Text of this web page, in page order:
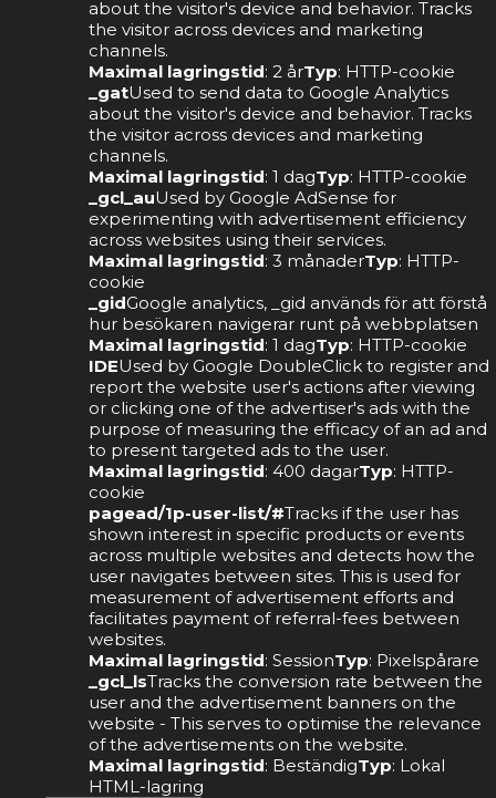
about the visitor's device and behavior. Tracks
the visitor across devices and marketing
channels.
Maximal lagringstid: 2 årTyp: HTTP-cookie
_gatUsed to send data to Google Analytics
about the visitor's device and behavior. Tracks
the visitor across devices and marketing
channels.
Maximal lagringstid: 1 dagTyp: HTTP-cookie
_gcl_auUsed by Google AdSense for
experimenting with advertisement efficiency
across websites using their services.
Maximal lagringstid: 3 månaderTyp: HTTP-
cookie
_gidGoogle analytics, _gid används för att förstå
hur besökaren navigerar runt på webbplatsen
Maximal lagringstid: 1 dagTyp: HTTP-cookie
IDEUsed by Google DoubleClick to register and
report the website user's actions after viewing
or clicking one of the advertiser's ads with the
purpose of measuring the efficacy of an ad and
to present targeted ads to the user.
Maximal lagringstid: 400 dagarTyp: HTTP-
cookie
pagead/1p-user-list/#Tracks if the user has
shown interest in specific products or events
across multiple websites and detects how the
user navigates between sites. This is used for
measurement of advertisement efforts and
facilitates payment of referral-fees between
websites.
Maximal lagringstid: SessionTyp: Pixelspårare
_gcl_lsTracks the conversion rate between the
user and the advertisement banners on the
website - This serves to optimise the relevance
of the advertisements on the website.
Maximal lagringstid: BeständigTyp: Lokal
HTML-lagring